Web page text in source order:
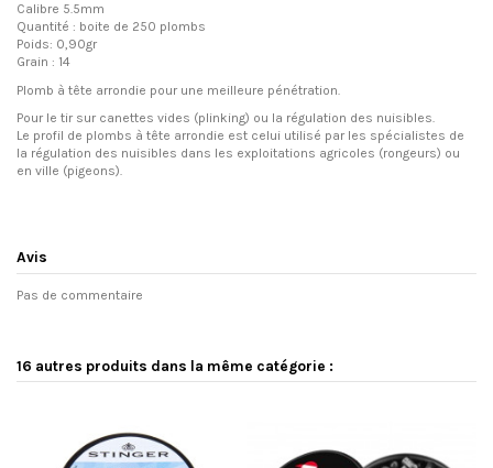
Calibre 5.5mm
Quantité : boite de 250 plombs
Poids: 0,90gr
Grain : 14
Plomb à tête arrondie pour une meilleure pénétration.
Pour le tir sur canettes vides (plinking) ou la régulation des nuisibles.
Le profil de plombs à tête arrondie est celui utilisé par les spécialistes de
la régulation des nuisibles dans les exploitations agricoles (rongeurs) ou
en ville (pigeons).
Avis
Pas de commentaire
16 autres produits dans la même catégorie :